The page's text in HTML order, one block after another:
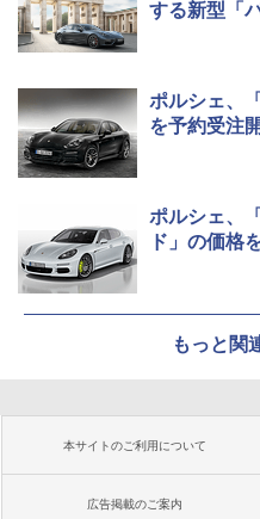
する新型「
ポルシェ、
を予約受注
ポルシェ、
ド」の価格
もっと関
本サイトのご利用について
広告掲載のご案内